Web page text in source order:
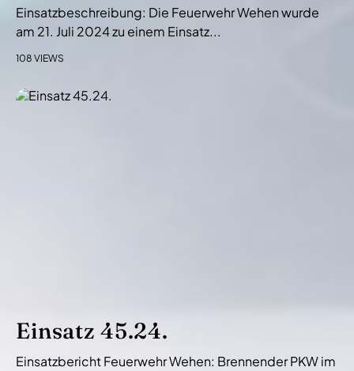
Einsatzbeschreibung: Die Feuerwehr Wehen wurde
am 21. Juli 2024 zu einem Einsatz...
108 VIEWS
Einsatz 45.24.
Einsatzbericht Feuerwehr Wehen: Brennender PKW im